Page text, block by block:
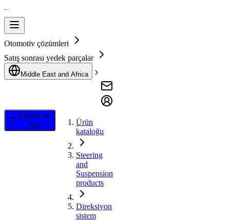
Otomotiv çözümleri
Satış sonrası yedek parçalar
Middle East and Africa
Filtrele ve
Ara
Ürün
kataloğu
Steering
and
Suspension
products
Direksiyon
sistem